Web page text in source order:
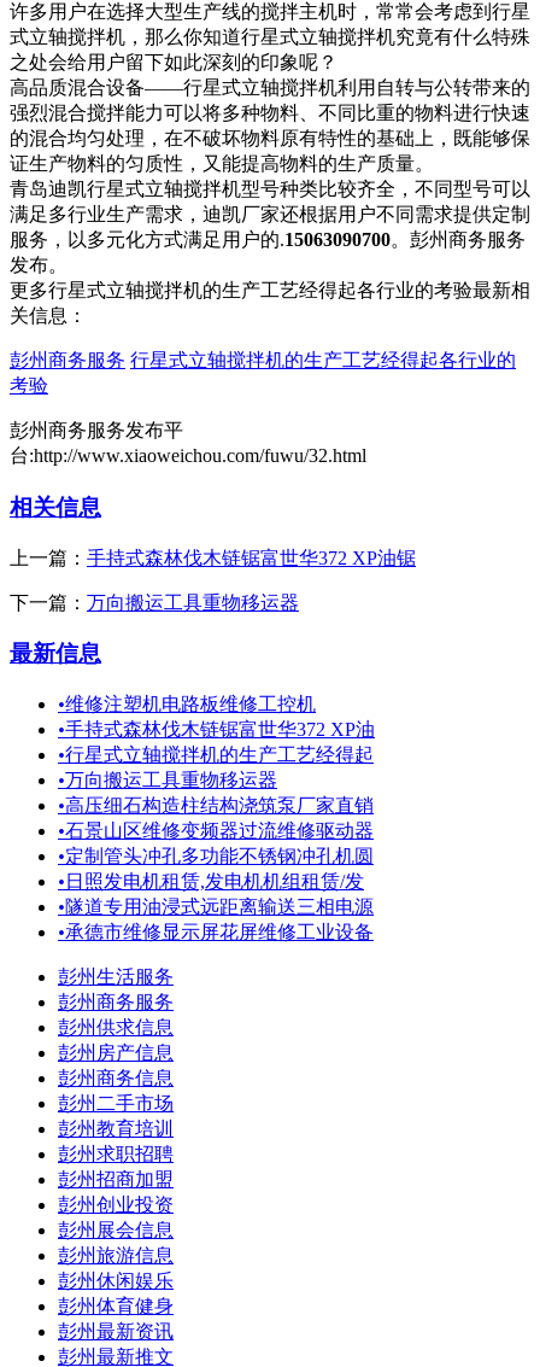
许多用户在选择大型生产线的搅拌主机时，常常会考虑到行星
式立轴搅拌机，那么你知道行星式立轴搅拌机究竟有什么特殊
之处会给用户留下如此深刻的印象呢？
高品质混合设备——行星式立轴搅拌机利用自转与公转带来的
强烈混合搅拌能力可以将多种物料、不同比重的物料进行快速
的混合均匀处理，在不破坏物料原有特性的基础上，既能够保
证生产物料的匀质性，又能提高物料的生产质量。
青岛迪凯行星式立轴搅拌机型号种类比较齐全，不同型号可以
满足多行业生产需求，迪凯厂家还根据用户不同需求提供定制
服务，以多元化方式满足用户的.15063090700。彭州商务服务
发布。
更多行星式立轴搅拌机的生产工艺经得起各行业的考验最新相
关信息：
彭州商务服务 行星式立轴搅拌机的生产工艺经得起各行业的
考验
彭州商务服务发布平
台:http://www.xiaoweichou.com/fuwu/32.html
相关信息
上一篇： 手持式森林伐木链锯富世华372 XP油锯
下一篇： 万向搬运工具重物移运器
最新信息
•维修注塑机电路板维修工控机
•手持式森林伐木链锯富世华372 XP油
•行星式立轴搅拌机的生产工艺经得起
•万向搬运工具重物移运器
•高压细石构造柱结构浇筑泵厂家直销
•石景山区维修变频器过流维修驱动器
•定制管头冲孔多功能不锈钢冲孔机圆
• 日照发电机租赁,发电机机组租赁/发
•隧道专用油浸式远距离输送三相电源
•承德市维修显示屏花屏维修工业设备
彭州生活服务
彭州商务服务
彭州供求信息
彭州房产信息
彭州商务信息
彭州二手市场
彭州教育培训
彭州求职招聘
彭州招商加盟
彭州创业投资
彭州展会信息
彭州旅游信息
彭州休闲娱乐
彭州体育健身
彭州最新资讯
彭州最新推文